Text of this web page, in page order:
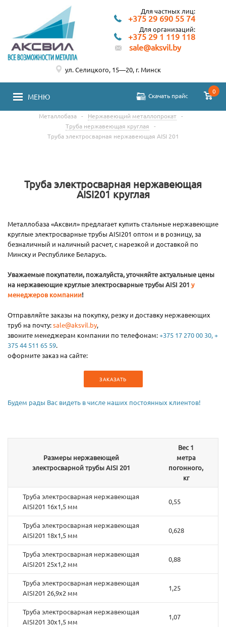
Для частных лиц:
+375 29 690 55 74
Для организаций:
+375 29 1 119 118
sale@aksvil.by
МЕНЮ Скачать прайс
0
ул. Селицкого, 15—20, г. Минск
Металлобаза - Нержавеющий металлопрокат -
Труба нержавеющая круглая
-
Труба электросварная нержавеющая AISI 201
Труба электросварная нержавеющая
AISI201 круглая
Металлобаза «Аксвил» предлагает купить стальные нержавеющие
круглые электросварные трубы AISI201 оптом и в розницу, за
безналичный и наличный расчет, с нарезкой и доставкой по
Минску и Республике Беларусь.
Уважаемые покупатели, пожалуйста, уточняйте актуальные цены
на нержавеющие круглые электросварные трубы AISI 201 у
менеджеров компании!
Отправляйте заказы на покупку, резку и доставку нержавеющих
труб на почту:sale@aksvil.by,
звоните менеджерам компании по телефонам:+375 17 270 00 30, +
375 44 511 65 59.
оформите заказ на сайте:
ЗАКАЗАТЬ
Будем рады Вас видеть в числе наших постоянных клиентов!
Размеры нержавеющей
электросварной трубы AISI 201
Вес 1
метра
погонного,
кг
Труба электросварная нержавеющая
AISI201 16х1,5 мм
0,55
Труба электросварная нержавеющая
AISI201 18х1,5 мм
0,628
Труба электросварная нержавеющая
AISI201 25х1,2 мм
0,88
Труба электросварная нержавеющая
AISI201 26,9х2 мм
1,25
Труба электросварная нержавеющая
AISI201 30х1,5 мм
1,07